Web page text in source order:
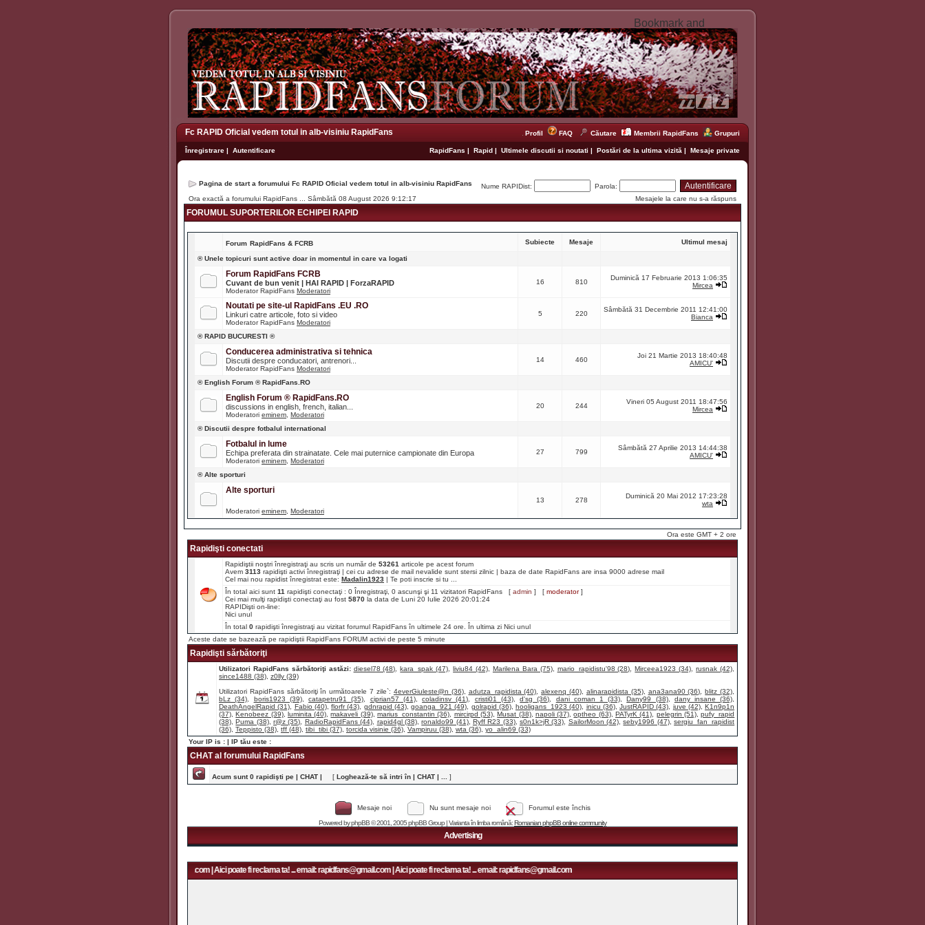
Fc RAPID Oficial vedem totul in alb-visiniu RapidFans Profil FAQ Căutare Membrii RapidFans Grupuri
Înregistrare | Autentificare RapidFans | Rapid | Ultimele discutii si noutati | Postări de la ultima vizită | Mesaje private
Pagina de start a forumului Fc RAPID Oficial vedem totul in alb-visiniu RapidFans Nume RAPIDist:
Parola:
Ora exactă a forumului RapidFans ... Sâmbătă 08 August 2026 9:12:17
Mesajele la care nu s-a răspuns
FORUMUL SUPORTERILOR ECHIPEI RAPID
Forum RapidFans & FCRB Subiecte Mesaje Ultimul mesaj
® Unele topicuri sunt active doar in momentul in care va logati
Forum RapidFans FCRB
Cuvant de bun venit | HAI RAPID | ForzaRAPID
Moderator RapidFans Moderatori
16 810
Duminică 17 Februarie 2013 1:06:35
Mircea
Noutati pe site-ul RapidFans .EU .RO
Linkuri catre articole, foto si video
Moderator RapidFans Moderatori
5 220
Sâmbătă 31 Decembrie 2011 12:41:00
Bianca
® RAPID BUCURESTI ®
Conducerea administrativa si tehnica
Discutii despre conducatori, antrenori...
Moderator RapidFans Moderatori
14 460
Joi 21 Martie 2013 18:40:48
AMICU'
® English Forum ® RapidFans.RO
English Forum ® RapidFans.RO
discussions in english, french, italian...
Moderatori eminem Moderatori
20 244
Vineri 05 August 2011 18:47:56
Mircea
® Discutii despre fotbalul international
Fotbalul in lume
Echipa preferata din strainatate. Cele mai puternice campionate din Europa
Moderatori eminem Moderatori
27 799
Sâmbătă 27 Aprilie 2013 14:44:38
AMICU'
® Alte sporturi
Alte sporturi
Moderatori eminem Moderatori
13 278
Duminică 20 Mai 2012 17:23:28
wta
Ora este GMT + 2 ore
Rapidişti conectati
Rapidiştii noştri înregistraţi au scris un număr de 53261 articole pe acest forum
Avem 3113 rapidişti activi înregistraţi | cei cu adrese de mail nevalide sunt stersi zilnic | baza de date RapidFans are insa 9000 adrese mail
Cel mai nou rapidist înregistrat este: Madalin1923 | Te poti inscrie si tu ...
În total aici sunt 11 rapidişti conectaţi : 0 Înregistraţi, 0 ascunşi şi 11 vizitatori RapidFans [ admin ] [ moderator]
Cei mai mulţi rapidişti conectaţi au fost 5870 la data de Luni 20 Iulie 2026 20:01:24
RAPIDişti on-line:
Nici unul
În total 0 rapidişti înregistraţi au vizitat forumul RapidFans în ultimele 24 ore. În ultima zi Nici unul
Aceste date se bazează pe rapidiştii RapidFans FORUM activi de peste 5 minute
Rapidişti sărbătoriţi
Utilizatori RapidFans sărbătoriţi astăzi: diesel78 (48) ,kara_spak (47) ,liviu84 (42) Marilena Bara (75), mario_rapidistu'98 (28) ,Mirceea1923 (34) ,rusnak (42)
since1488 (38) z0lly (39)
Utilizatori RapidFans sărbătoriţi în următoarele 7 zile`: 4everGiuleste@n (36), adutza_rapidista (40) ,alexenq (40) alinarapidista (35), ana3ana90 (36) ,blitz (32)
bLz (34)
boris1923 (39),catapetru91 (35) ciprian57 (41),coladinsv (41) cristi01 (43),d'sg (36) dani_coman_1 (33),Dany99 (38), dany_insane (36)
DeathAngelRapid (31)
Fabio (40), florfr (43) gdnrapid (43), goanga_921 (49) golrapid (36), hooligans_1923 (40) inicu (36), JustRAPID (43) juve (42), K1n9p1n
(37) ,Kenobeez (39), luminita (40) ,makaveli (39),marius_constantin (36) mircirpd (53),Musat (38), napoli (37) ,optheo (63),PATyrK (41) pelegrin (51),pufy_rapid
(38) ,Puma (38),r@z (35) RadioRapidFans (44) rapid4gl (38),ronaldo99 (41), Ryff R23 (33),s0n1k>jR (33) SailorMoon (42) ,seby1996 (47),sergiu_fan_rapidist
(36) Teppisto (38) tff (48) tibi_tibi (37) torcida visinie (36) Vampiruu (38) wta (36) yo_alin69 (33)
Your IP is : | IP tău este :
CHAT al forumului RapidFans
Acum sunt 0 rapidişti pe | CHAT | [ Loghează-te să intri în | CHAT | ... ]
Mesaje noi Nu sunt mesaje noi
Forumul este închis
Powered byphpBB© 2001, 2005 phpBB Group | Varianta în limba română:Romanian phpBB online community
Advertising
Aici poate fi reclama ta! ... email: rapidfans@gmail.com | Aici poate fi reclama ta! ... email: rapidfans@gmail.com | Aici poate fi reclama ta! ... email: rapidfans@gmail.com